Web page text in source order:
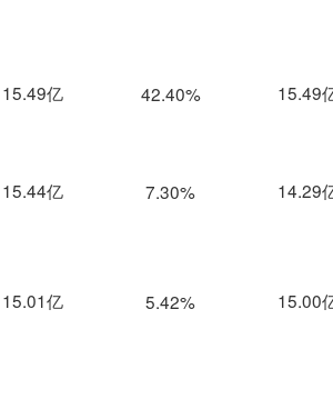
15.49亿 42.40% 15.49
15.44亿 7.30% 14.29
15.01亿 5.42% 15.00